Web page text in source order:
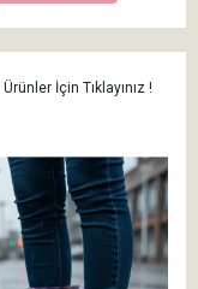
Ürünler İçin Tıklayınız !